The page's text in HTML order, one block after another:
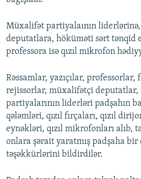
Müxalifət partiyalaının
deputatlara, höküməti sərt tənqid
professora isə qızıl mikrofon
Rəssamlar, yazıçılar,
rejissorlar, müxalifətçi
partiyalarının liderləri padşahın
qələmləri, qızıl fırçaları, qızıl
eynəkləri, qızıl mikrofonları alıb,
onlara şərait yaratmış padşaha bir
təşəkkürlərini bildirdilər.